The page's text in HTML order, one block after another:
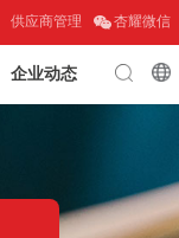
杏耀微信
供应商管理
企业动态